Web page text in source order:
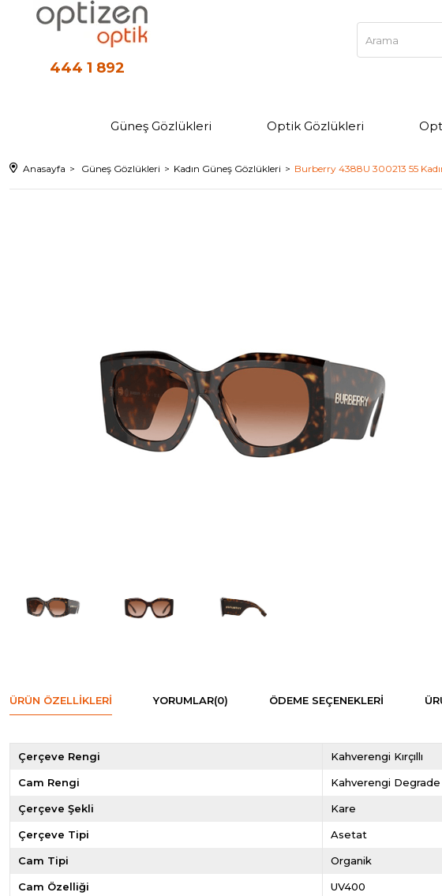
444 1 892
Güneş Gözlükleri Optik Gözlükleri
Anasayfa Güneş Gözlükleri Kadın Güneş Gözlükleri Burberry 4388U 300213 55
ÜRÜN ÖZELLIKLERI YORUMLAR(0) ÖDEME SEÇENEKLERI
Çerçeve Rengi Kahverengi Kırçıllı
Cam Rengi Kahverengi Degrade
Çerçeve Şekli Kare
Çerçeve Tipi Asetat
Cam Tipi Organik
Cam Özelliği UV400